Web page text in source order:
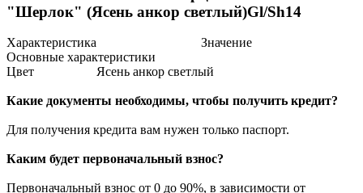
"Шерлок" (Ясень анкор светлый)Gl/Sh14
Характеристика
Значение
Основные характеристики
Цвет
Ясень анкор светлый
Какие документы необходимы, чтобы получить кредит?
Для получения кредита вам нужен только паспорт.
Каким будет первоначальный взнос?
Первоначальный взнос от 0 до 90%, в зависимости от